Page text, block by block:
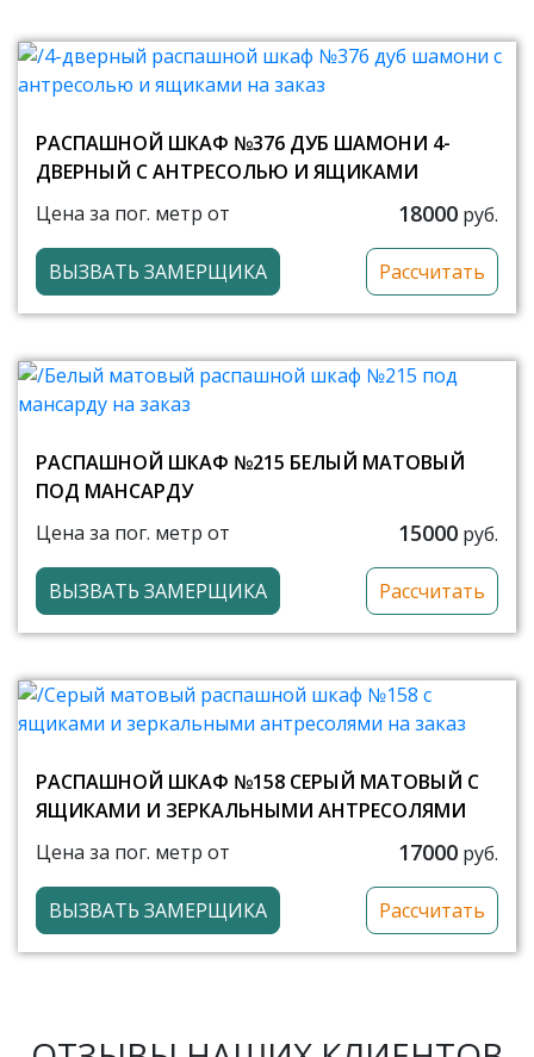
РАСПАШНОЙ ШКАФ №376 ДУБ ШАМОНИ 4-
ДВЕРНЫЙ С АНТРЕСОЛЬЮ И ЯЩИКАМИ
Цена за пог. метр от
18000 руб.
ВЫЗВАТЬ ЗАМЕРЩИКА Рассчитать
РАСПАШНОЙ ШКАФ №215 БЕЛЫЙ МАТОВЫЙ
ПОД МАНСАРДУ
Цена за пог. метр от
15000 руб.
ВЫЗВАТЬ ЗАМЕРЩИКА Рассчитать
РАСПАШНОЙ ШКАФ №158 СЕРЫЙ МАТОВЫЙ С
ЯЩИКАМИ И ЗЕРКАЛЬНЫМИ АНТРЕСОЛЯМИ
Цена за пог. метр от
17000 руб.
ВЫЗВАТЬ ЗАМЕРЩИКА Рассчитать